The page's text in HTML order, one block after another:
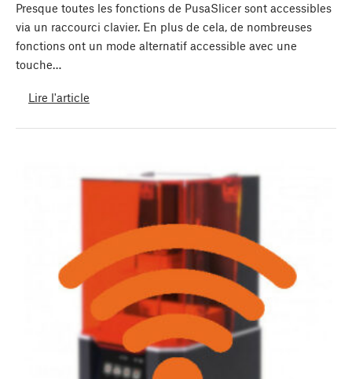
Presque toutes les fonctions de PusaSlicer sont accessibles
via un raccourci clavier. En plus de cela, de nombreuses
fonctions ont un mode alternatif accessible avec une
touche…
Lire l'article